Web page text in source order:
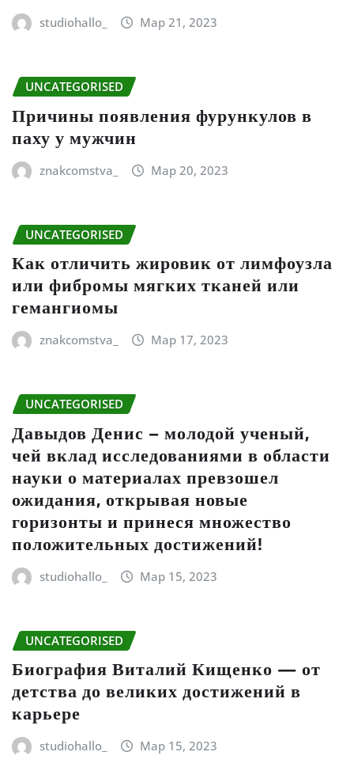
studiohallo_ Мар 21, 2023
UNCATEGORISED
Причины появления фурункулов в
паху у мужчин
znakcomstva_ Мар 20, 2023
UNCATEGORISED
Как отличить жировик от лимфоузла
или фибромы мягких тканей или
гемангиомы
znakcomstva_ Мар 17, 2023
UNCATEGORISED
Давыдов Денис – молодой ученый,
чей вклад исследованиями в области
науки о материалах превзошел
ожидания, открывая новые
горизонты и принеся множество
положительных достижений!
studiohallo_ Мар 15, 2023
UNCATEGORISED
Биография Виталий Кищенко — от
детства до великих достижений в
карьере
studiohallo_ Мар 15, 2023